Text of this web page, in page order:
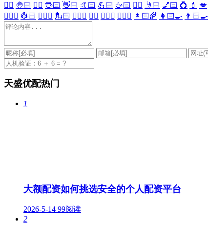
✋🏻 🤚🏻 🖐🏻 🖖🏻 👋🏻 🤙🏻 💪🏻 🖕🏻 ✍🏻 🤳🏻 💅🏻 💍 💄 💋
👷🏻‍♀️ 👷🏻 💂🏻‍♀️ 💂🏻 🕵🏻‍♀️ 🕵🏻 👩🏻‍⚕️ 👨🏻‍⚕️ 👩🏻‍🌾 👩🏻‍🍳 👨🏻‍🍳
天盛优配热门
1
大额配资如何挑选安全的个人配资平台
2026-5-14 99阅读
2